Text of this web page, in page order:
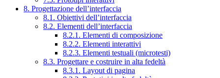
8. Progettazione dell’interfaccia
8.1. Obiettivi dell’interfaccia
8.2. Elementi dell’interfaccia
8.2.1. Elementi di composizione
8.2.2. Elementi interattivi
8.2.3. Elementi testuali (microtesti)
8.3. Progettare e costruire in alta fedeltà
8.3.1. Layout di pagina